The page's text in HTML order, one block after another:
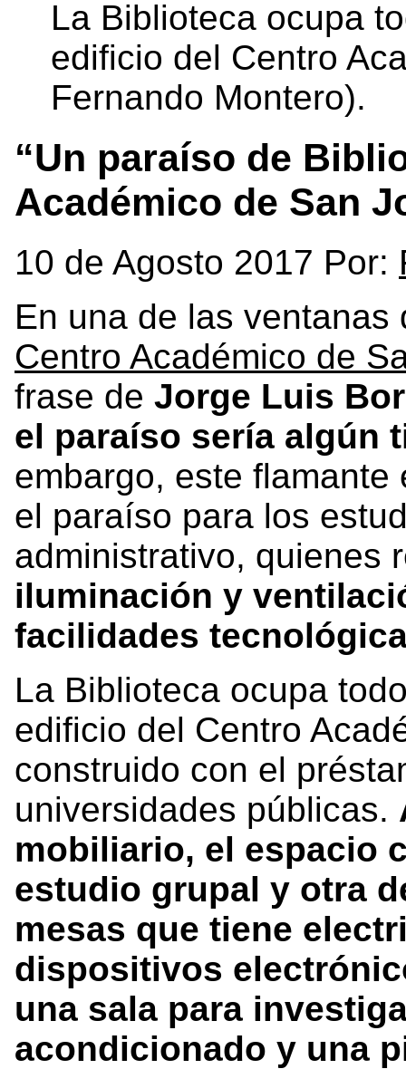
La Biblioteca ocupa
edificio del Centro
Fernando Montero).
“Un paraíso de
Académico de San
10 de Agosto 2017 Por:
En una de las
Centro Académico de
frase de Jorge Luis
el paraíso sería algún
embargo, este
el paraíso para los
administrativo, quienes
iluminación y
facilidades
La Biblioteca ocupa
edificio del Centro
construido con el
universidades públicas.
mobiliario, el espacio
estudio grupal y otra
mesas que tiene
dispositivos
una sala para
acondicionado y una